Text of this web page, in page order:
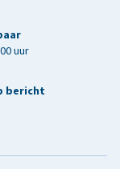
uur
bericht